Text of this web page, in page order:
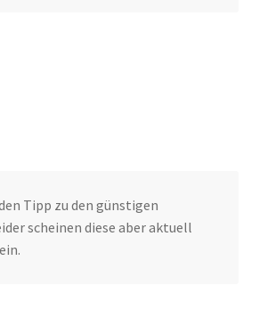
Tipp zu den günstigen
scheinen diese aber aktuell